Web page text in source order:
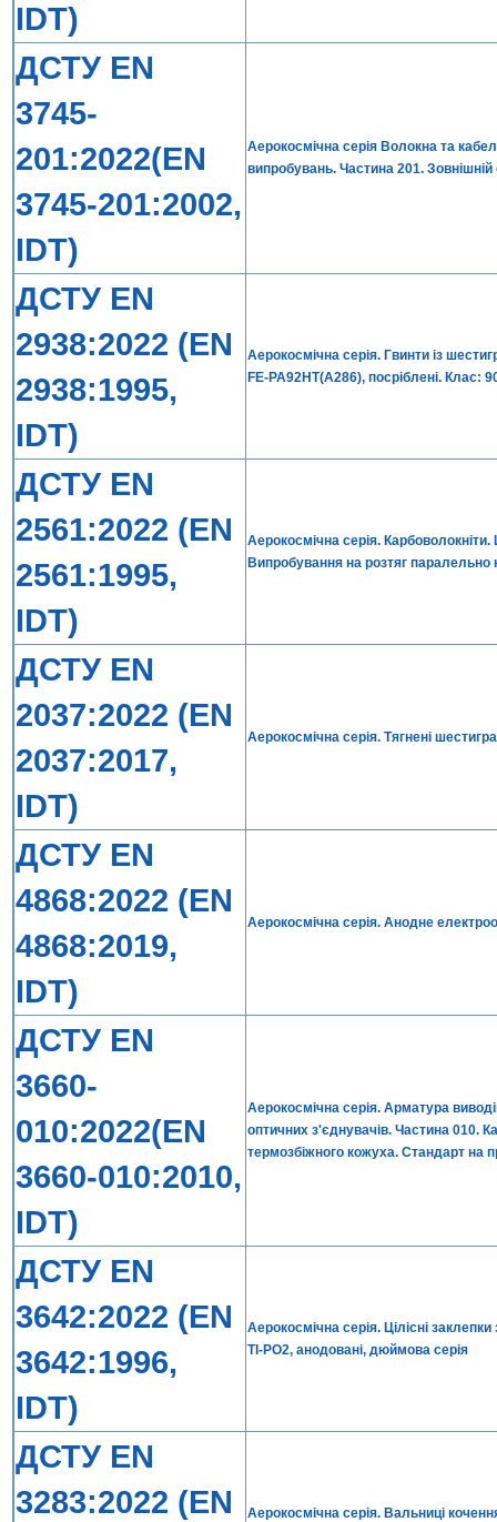
IDT)
ДСТУ EN
3745-
201:2022(EN
3745-201:2002,
IDT)
Аерокосмічна серія Волокна та
випробувань. Частина 201. Зовнішній
ДСТУ EN
2938:2022 (EN
2938:1995,
IDT)
Аерокосмічна серія. Гвинти із
FE-PA92HT(А286), посріблені.
ДСТУ EN
2561:2022 (EN
2561:1995,
IDT)
Аерокосмічна серія.
Випробування на розтяг паралельно
ДСТУ EN
2037:2022 (EN
2037:2017,
IDT)
Аерокосмічна серія. Тягнені
ДСТУ EN
4868:2022 (EN
4868:2019,
IDT)
Аерокосмічна серія. Анодне
ДСТУ EN
3660-
010:2022(EN
3660-010:2010,
IDT)
Аерокосмічна серія. Арматура
оптичних з'єднувачів. Частина 010.
термозбіжного кожуха. Стандарт на
ДСТУ EN
3642:2022 (EN
3642:1996,
IDT)
Аерокосмічна серія. Цілісні
TI-PO2, анодовані, дюймова серія
ДСТУ EN
3283:2022 (EN
Аерокосмічна серія. Вальниці